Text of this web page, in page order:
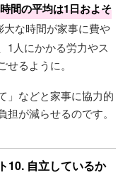
間の平均は1日およそ
な時間が家事に費や
1人にかかる労力やス
るように。
」などと家事に協力的
が減らせるのです。
10. 自立しているか